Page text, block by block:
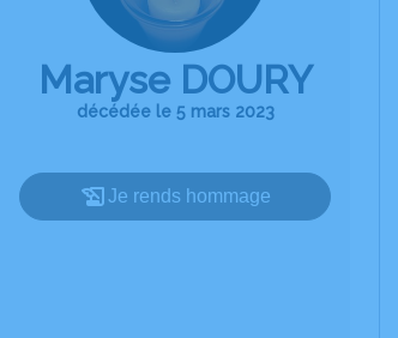
Maryse DOURY
décédée le 5 mars 2023
Je rends hommage